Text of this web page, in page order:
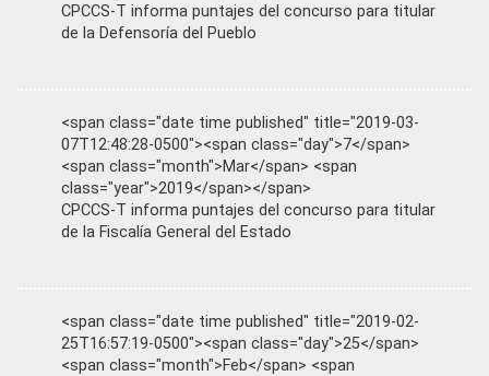
CPCCS-T informa puntajes del concurso para titular
de la Defensoría del Pueblo
<span class="date time published" title="2019-03-
07T12:48:28-0500"><span class="day">7</span>
<span class="month">Mar</span> <span
class="year">2019</span></span>
CPCCS-T informa puntajes del concurso para titular
de la Fiscalía General del Estado
<span class="date time published" title="2019-02-
25T16:57:19-0500"><span class="day">25</span>
<span class="month">Feb</span> <span